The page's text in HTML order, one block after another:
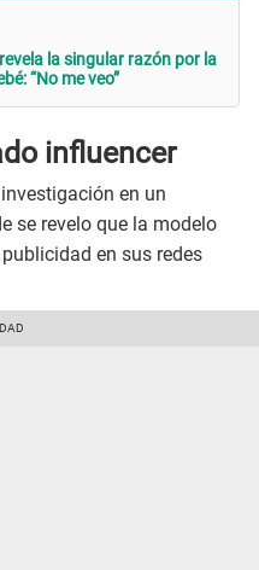
la singular razón por la
“No me veo”
influencer
en un
se revelo que la modelo
en sus redes